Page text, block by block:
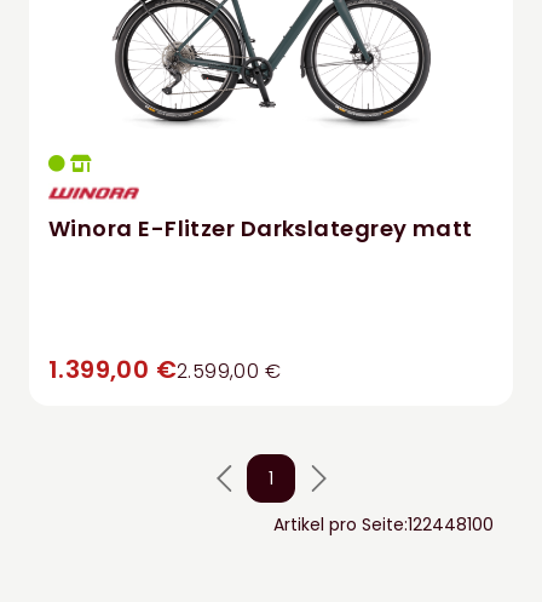
Winora E-Flitzer Darkslategrey matt
1.399,00 €2.599,00 €
1
Artikel pro Seite:122448100